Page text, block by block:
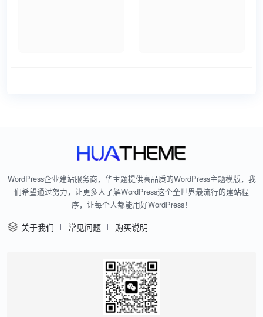
WordPress企业建站服务商，华主题提供高品质的WordPress主题模版，我
们希望通过努力，让更多人了解WordPress这个全世界最流行的建站程
序，让每个人都能用好WordPress！
关于我们 常见问题 购买说明